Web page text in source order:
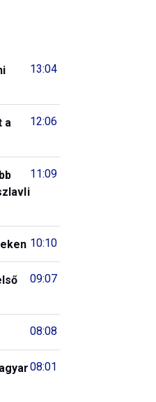
13:04
12:06
a
11:09
10:10
09:07
08:08
08:01